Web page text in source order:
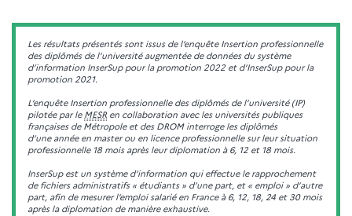
Les résultats présentés sont issus de l’enquête Insertion professionnelle
des diplômés de l’université augmentée de données du système
d’information InserSup pour la promotion 2022 et d’InserSup pour la
promotion 2021.
L’enquête Insertion professionnelle des diplômés de l’université (IP)
pilotée par le MESRen collaboration avec les universités publiques
françaises de Métropole et des DROM interroge les diplômés
d’une année en master ou en licence professionnelle sur leur situation
professionnelle 18 mois après leur diplomation à 6, 12 et 18 mois.
InserSup est un système d’information qui effectue le rapprochement
de fichiers administratifs « étudiants » d’une part, et « emploi » d’autre
part, afin de mesurer l’emploi salarié en France à 6, 12, 18, 24 et 30 mois
après la diplomation de manière exhaustive.